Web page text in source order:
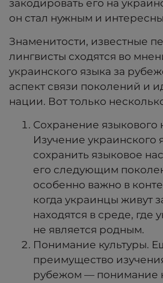
закодировать его на
он стал нужным и
Знаменитости, известные
лингвисты сходятся во
украинского языка за
аспект связи поколений и
нации. Вот только
Сохранение языкового
Изучение украинского
сохранить языковое
его следующим
особенно важно в
когда украинцы живут
находятся в среде, где
не является родным.
Понимание культуры.
преимущество
рубежом — понимание